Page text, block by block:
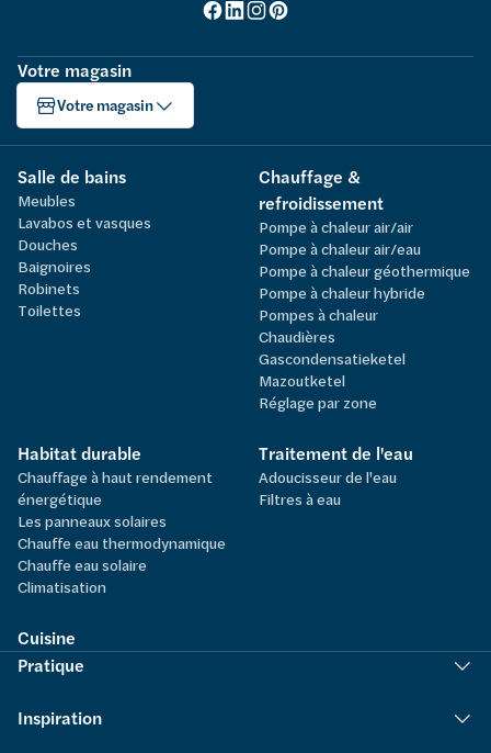
Votre magasin
Votre magasin
Salle de bains
Meubles
Lavabos et vasques
Douches
Baignoires
Robinets
Toilettes
Chauffage &
refroidissement
Pompe à chaleur air/air
Pompe à chaleur air/eau
Pompe à chaleur géothermique
Pompe à chaleur hybride
Pompes à chaleur
Chaudières
Gascondensatieketel
Mazoutketel
Réglage par zone
Habitat durable
Chauffage à haut rendement
énergétique
Les panneaux solaires
Chauffe eau thermodynamique
Chauffe eau solaire
Climatisation
Traitement de l'eau
Adoucisseur de l'eau
Filtres à eau
Cuisine
Pratique
Inspiration